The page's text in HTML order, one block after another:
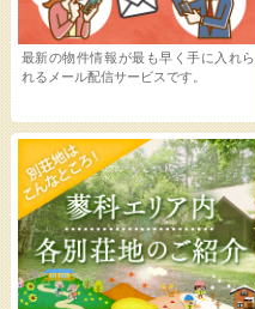
最新の物件情報が最も早く手に入れら
れるメール配信サービスです。